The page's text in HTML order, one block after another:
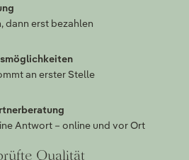
dann erst bezahlen
an erster Stelle
Antwort – online und vor Ort
Qualität